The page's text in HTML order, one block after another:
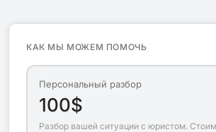
КАК МЫ МОЖЕМ ПОМОЧЬ
Персональный разбор
100$
Разбор вашей ситуации с юристом.